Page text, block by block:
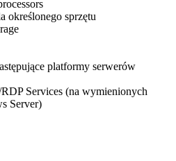
określonego sprzętu
platformy serwerów
Services (na wymienionych
Server)